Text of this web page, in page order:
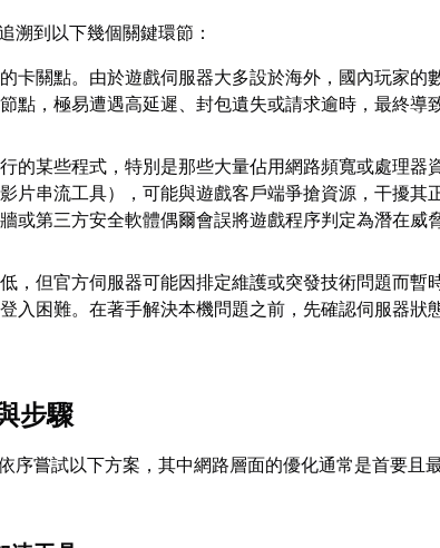
溯到以下幾個關鍵環節：
卡關點。由於遊戲伺服器大多設於海外，國內玩家的
點，極易遭遇高延遲、封包遺失或請求逾時，最終導
行的某些程式，特別是那些大量佔用網路頻寬或處理器
片串流工具），可能與遊戲客戶端爭搶資源，干擾其
或第三方安全軟體偶爾會誤將遊戲程序判定為潛在威
低，但官方伺服器可能因排定維護或突發技術問題而暫
入困難。在著手解決本機問題之前，先確認伺服器狀
步驟
序嘗試以下方案，其中網路層面的優化通常是首要且